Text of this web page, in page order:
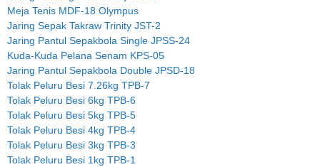
Meja Tenis MDF-18 Olympus
Jaring Sepak Takraw Trinity JST-2
Jaring Pantul Sepakbola Single JPSS-24
Kuda-Kuda Pelana Senam KPS-05
Jaring Pantul Sepakbola Double JPSD-18
Tolak Peluru Besi 7.26kg TPB-7
Tolak Peluru Besi 6kg TPB-6
Tolak Peluru Besi 5kg TPB-5
Tolak Peluru Besi 4kg TPB-4
Tolak Peluru Besi 3kg TPB-3
Tolak Peluru Besi 1kg TPB-1